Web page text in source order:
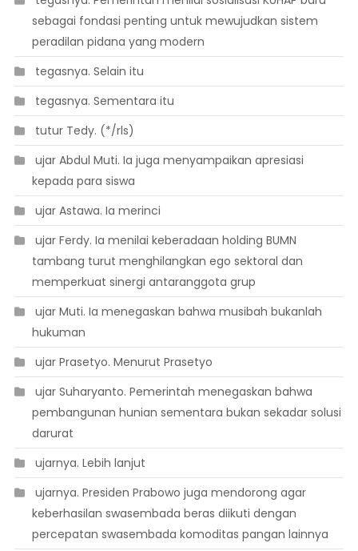
sebagai fondasi penting untuk mewujudkan sistem
peradilan pidana yang modern
 tegasnya. Selain itu
 tegasnya. Sementara itu
 tutur Tedy. (*/rls)
 ujar Abdul Muti. Ia juga menyampaikan apresiasi
kepada para siswa
 ujar Astawa. Ia merinci
 ujar Ferdy. Ia menilai keberadaan holding BUMN
tambang turut menghilangkan ego sektoral dan
memperkuat sinergi antaranggota grup
 ujar Muti. Ia menegaskan bahwa musibah bukanlah
hukuman
 ujar Prasetyo. Menurut Prasetyo
 ujar Suharyanto. Pemerintah menegaskan bahwa
pembangunan hunian sementara bukan sekadar solusi
darurat
 ujarnya. Lebih lanjut
 ujarnya. Presiden Prabowo juga mendorong agar
keberhasilan swasembada beras diikuti dengan
percepatan swasembada komoditas pangan lainnya